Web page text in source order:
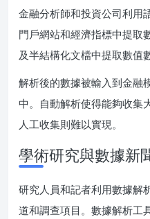
金融分析師和投資公司利用
門戶網站和經濟指標中提取
及半結構化文檔中提取數值
解析後的數據被輸入到金融
中。自動解析使得能夠收集
人工收集則難以實現。
學術研究與數據新
研究人員和記者利用數據解
道和調查項目。數據解析工